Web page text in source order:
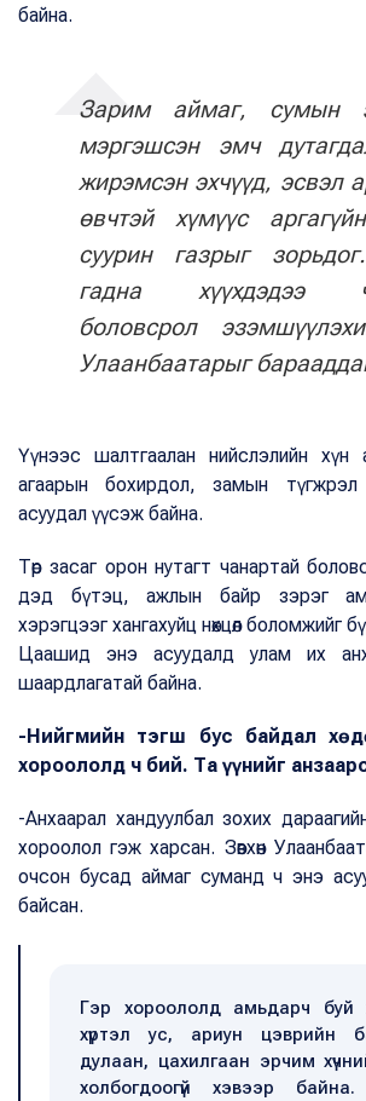
байна.
Зарим аймаг, сумын
мэргэшсэн эмч
жирэмсэн эхчүүд, эсвэл
өвчтэй хүмүүс
суурин газрыг
гадна хүүхдэдээ
боловсрол
Улаанбаатарыг
Үүнээс шалтгаалан нийслэлийн хүн
агаарын бохирдол, замын
асуудал үүсэж байна.
Төр засаг орон нутагт чанартай
дэд бүтэц, ажлын байр зэрэг
хэрэгцээг хангахуйц нөхцөл боломжийг
Цаашид энэ асуудалд улам их
шаардлагатай байна.
-Нийгмийн тэгш бус байдал
хороололд ч бий. Та үүнийг
-Анхаарал хандуулбал зохих
хороолол гэж харсан. Зөвхөн
очсон бусад аймаг суманд ч энэ
байсан.
Гэр хороололд амьдарч буй
хүртэл ус, ариун цэврийн
дулаан, цахилгаан эрчим
холбогдоогүй хэвээр